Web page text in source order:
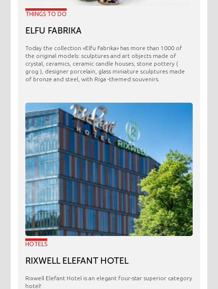
THINGS TO DO
ELFU FABRIKA
Today the collection «Elfu Fabrika» has more than 1000 of
the original models: sculptures and art objects made ​​of
crystal, ceramics, ceramic candle houses, stone pottery (
grog ), designer porcelain, glass miniature sculptures made
of bronze and steel, with Riga -themed souvenirs.
HOTELS
RIXWELL ELEFANT HOTEL
Rixwell Elefant Hotel is an elegant four-star superior category
hotel!